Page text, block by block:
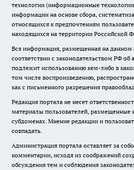
технологии (информационные
информации на основе сбора,
относящихся к предпочтениям
находящихся на территории Российской
Вся информация, размещенная на данном
соответствии с законодательством РФ об
подлежит использованию кем-либо в
том числе воспроизведению,
как с письменного разрешения
Редакция портала не несет
материалы пользователей, размещенные
субдоменах. Мнение редакции и
совпадать.
Администрация портала оставляет за
комментарии, исходя из соображений
обсуждения тем и соблюдения